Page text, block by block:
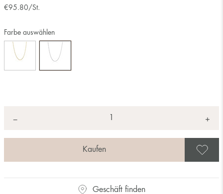
€95.80 /St.
Farbe auswählen
− +
Geschäft finden